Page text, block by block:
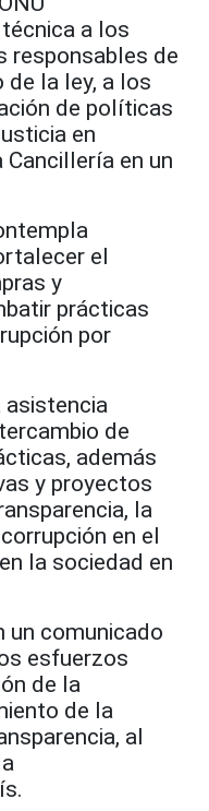
a los
responsables de
la ley, a los
de políticas
en
en un
el
y
prácticas
por
asistencia
de
además
y proyectos
la
en el
la sociedad en
un comunicado
esfuerzos
de la
de la
al